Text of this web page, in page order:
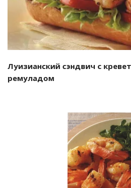
Луизианский сэндвич с
ремуладом